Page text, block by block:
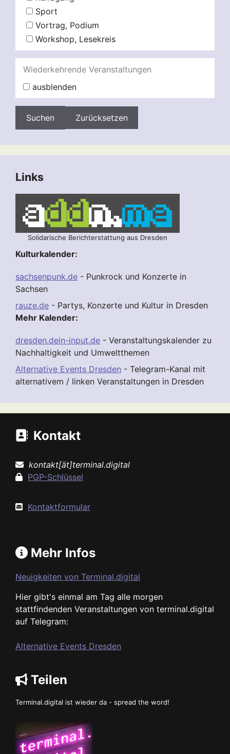
Sport
Vortrag, Podium
Workshop, Lesekreis
Wiederkehrende Veranstaltungen
ausblenden
Zurücksetzen
Links
Solidarische Berichterstattung aus Dresden
Kulturkalender:
sachsenpunk.de - Punkrock und Konzerte in
Sachsen
rauze.de - Partys, Konzerte und Kultur in Dresden
Mehr Kalender:
dresden.dein-input.de - Veranstaltungskalender zu
Nachhaltigkeit und Umweltthemen
Alternative Events Dresden - Telegram-Kanal mit
alternativem / linken Veranstaltungen in Dresden
Kontakt
kontakt[ät]terminal.digital
PGP-Schlüssel
Kontaktformular
Mehr Infos
Neuigkeiten von Terminal.digital
Hier gibt's einmal am Tag alle morgen
stattfindenden Veranstaltungen von terminal.digital
auf Telegram:
Alternative Events Dresden
Teilen
Terminal.digital ist wieder da - spread the word!